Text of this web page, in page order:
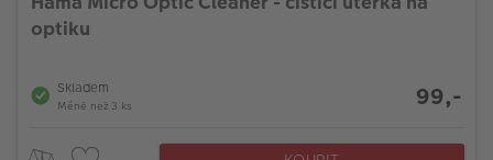
optiku
Skladem
Méně než 3 ks 99,-